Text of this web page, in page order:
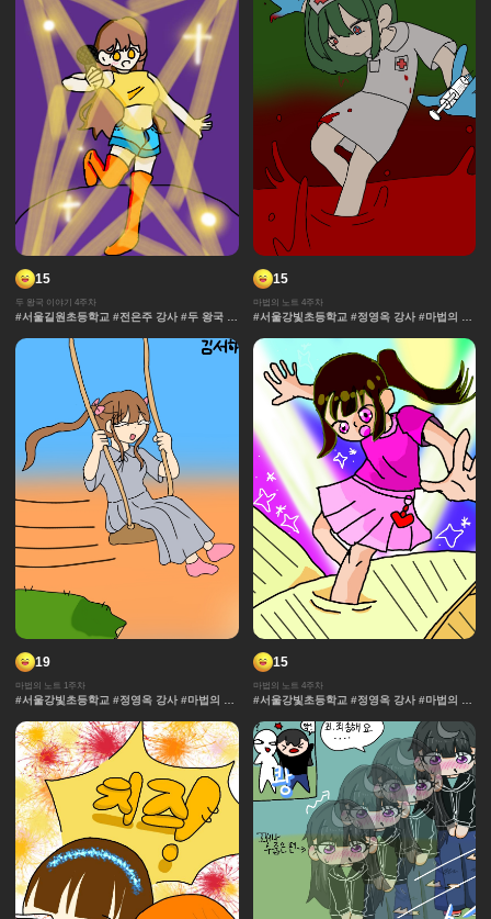
15
두 왕국 이야기 4주차
#서울길원초등학교 #전은주 강사 #두 왕국 이
#보석 #채색기법 #왕국
15
마법의 노트 4주차
#서울강빛초등학교 #정영옥 강사 #마법의 노
티 #날씨 #캐릭터 #아이돌 #액션 #컷만화 #
개성 #창작 디자인 #마법 #노트 #채색기법 #
댄스 #연출 #무대
19
마법의 노트 1주차
#서울강빛초등학교 #정영옥 강사 #마법의 노
티 #날씨 #캐릭터 #아이돌 #액션 #컷만화 #
개성 #창작 디자인 #마법 #노트 #채색기법 #
댄스 #연출 #무대
15
마법의 노트 4주차
#서울강빛초등학교 #정영옥 강사 #마법의 노
티 #날씨 #캐릭터 #아이돌 #액션 #컷만화 #
개성 #창작 디자인 #마법 #노트 #채색기법 #
댄스 #연출 #무대